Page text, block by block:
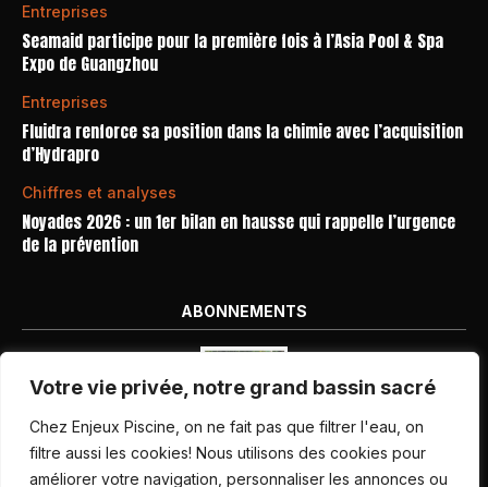
Votre vie privée, notre grand bassin sacré
Chez Enjeux Piscine, on ne fait pas que filtrer l'eau, on
filtre aussi les cookies! Nous utilisons des cookies pour
améliorer votre navigation, personnaliser les annonces ou
Entreprises
Seamaid participe pour la première fois à l’Asia Pool & Spa
Expo de Guangzhou
Entreprises
Fluidra renforce sa position dans la chimie avec l’acquisition
d’Hydrapro
Chiffres et analyses
Noyades 2026 : un 1er bilan en hausse qui rappelle l’urgence
de la prévention
ABONNEMENTS